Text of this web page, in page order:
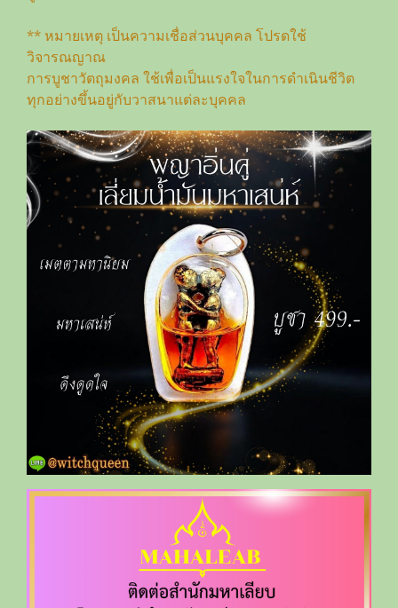
** หมายเหตุ เป็นความเชื่อส่วนบุคคล โปรดใช้
วิจารณญาณ
การบูชาวัตถุมงคล ใช้เพื่อเป็นแรงใจในการดำเนินชีวิต
ทุกอย่างขึ้นอยู่กับวาสนาแต่ละบุคคล